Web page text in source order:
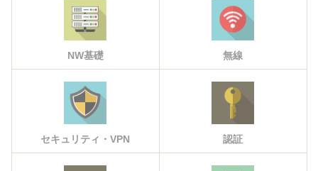
NW基礎 無線
セキュリティ・VPN 認証